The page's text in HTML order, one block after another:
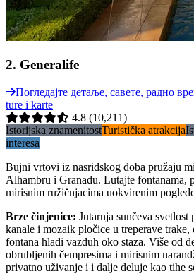
2. Generalife
Погледајте детаље, савете, радно
ture i karte
4.8 (10,211)
Istorijska znamenitostTuristička atrakcija
interesa
Bujni vrtovi iz nasridskog doba pružaju
Alhambru i Granadu. Lutajte fontanama,
mirisnim ružičnjacima uokvirenim
Brze činjenice: Jutarnja sunčeva svetlost
kanale i mozaik pločice u treperave
fontana hladi vazduh oko staza. Više od
obrubljenih čempresima i mirisnim
privatno uživanje i i dalje deluje kao tihe